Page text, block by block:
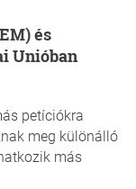
Unióban
petíciókra
meg különálló
más